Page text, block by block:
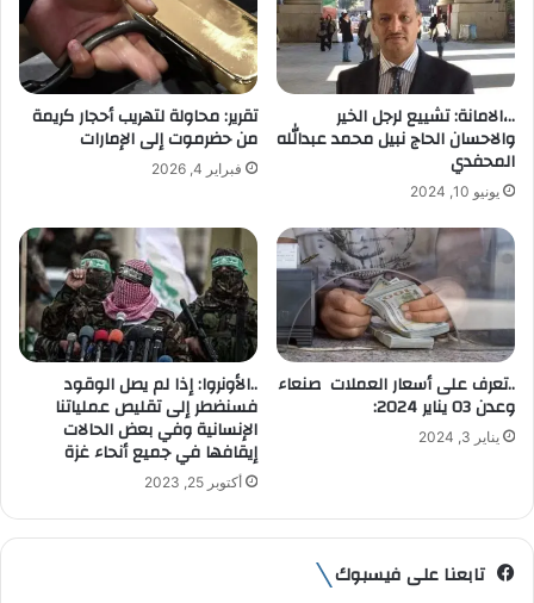
إ
ل
ك
ر
و
ي
..،الامانة: تشييع لرجل الخير
والاحسان الحاج نبيل محمد عبدالله
المحفدي
يونيو 10, 2024
تقرير: محاولة لتهريب أحجار كريمة
من حضرموت إلى الإمارات
فبراير 4, 2026
..تعرف على أسعار العملات صنعاء
وعدن 03 يناير 2024:
يناير 3, 2024
..الأونروا: إذا لم يصل الوقود
فسنضطر إلى تقليص عملياتنا
الإنسانية وفي بعض الحالات
إيقافها في جميع أنحاء غزة
أكتوبر 25, 2023
تابعنا على فيسبوك